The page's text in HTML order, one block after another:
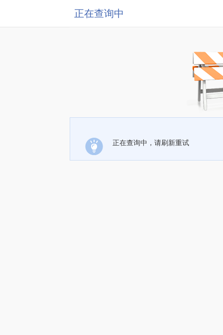
正在查询中
正在查询中，请刷新重试